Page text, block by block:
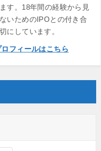
す。18年間の経験から見
いためのIPOとの付き合
にしています。
フィールはこちら